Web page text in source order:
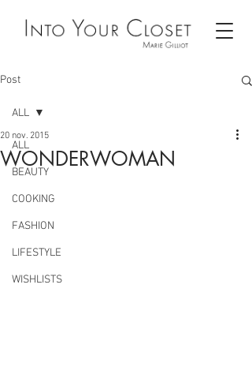
Post
ALL
BEAUTY
COOKING
FASHION
LIFESTYLE
WISHLISTS
ALL
WONDERWOMAN
20 nov. 2015